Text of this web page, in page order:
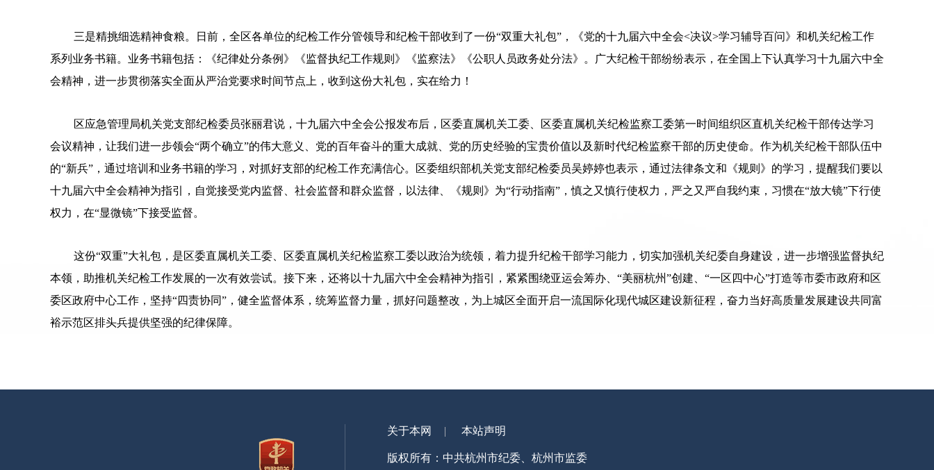
三是精挑细选精神食粮。日前，全区各单位的纪检工作分管领导和纪检干部收到了一份“双重大礼包”，《党的十九届六中全会<决议>学习辅导百问》和机关纪检工作
系列业务书籍。业务书籍包括：《纪律处分条例》《监督执纪工作规则》《监察法》《公职人员政务处分法》。广大纪检干部纷纷表示，在全国上下认真学习十九届六中全
会精神，进一步贯彻落实全面从严治党要求时间节点上，收到这份大礼包，实在给力！
区应急管理局机关党支部纪检委员张丽君说，十九届六中全会公报发布后，区委直属机关工委、区委直属机关纪检监察工委第一时间组织区直机关纪检干部传达学习
会议精神，让我们进一步领会“两个确立”的伟大意义、党的百年奋斗的重大成就、党的历史经验的宝贵价值以及新时代纪检监察干部的历史使命。作为机关纪检干部队伍中
的“新兵”，通过培训和业务书籍的学习，对抓好支部的纪检工作充满信心。区委组织部机关党支部纪检委员吴婷婷也表示，通过法律条文和《规则》的学习，提醒我们要以
十九届六中全会精神为指引，自觉接受党内监督、社会监督和群众监督，以法律、《规则》为“行动指南”，慎之又慎行使权力，严之又严自我约束，习惯在“放大镜”下行使
权力，在“显微镜”下接受监督。
这份“双重”大礼包，是区委直属机关工委、区委直属机关纪检监察工委以政治为统领，着力提升纪检干部学习能力，切实加强机关纪委自身建设，进一步增强监督执纪
本领，助推机关纪检工作发展的一次有效尝试。接下来，还将以十九届六中全会精神为指引，紧紧围绕亚运会筹办、“美丽杭州”创建、“一区四中心”打造等市委市政府和区
委区政府中心工作，坚持“四责协同”，健全监督体系，统筹监督力量，抓好问题整改，为上城区全面开启一流国际化现代城区建设新征程，奋力当好高质量发展建设共同富
裕示范区排头兵提供坚强的纪律保障。
关于本网 本站声明
版权所有：中共杭州市纪委、杭州市监委